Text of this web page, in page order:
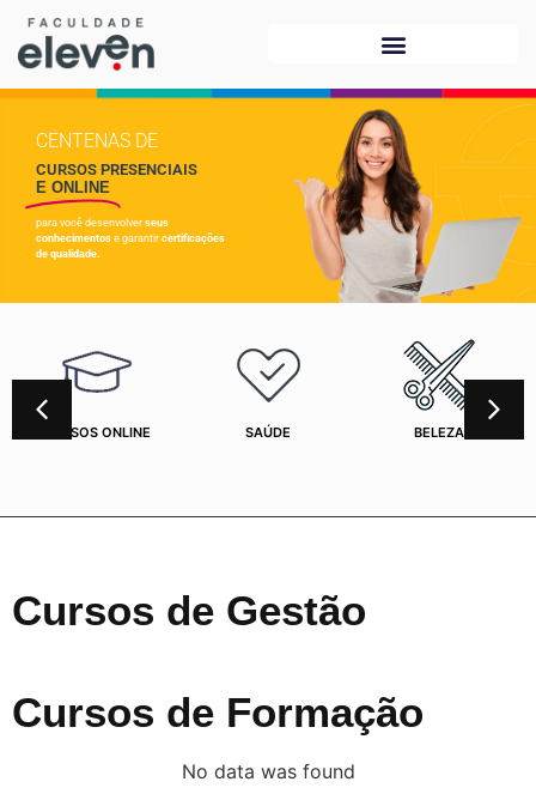
CENTENAS DE
CURSOS PRESENCIAIS
E ONLINE
para você desenvolver seus
conhecimentos e garantir certificações
de qualidade.
CURSOS ONLINE SAÚDE BELEZA
Cursos de Gestão
Cursos de Formação
No data was found